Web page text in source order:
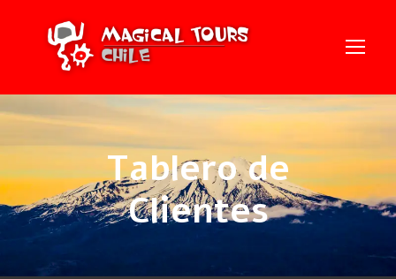
Tablero de
Clientes